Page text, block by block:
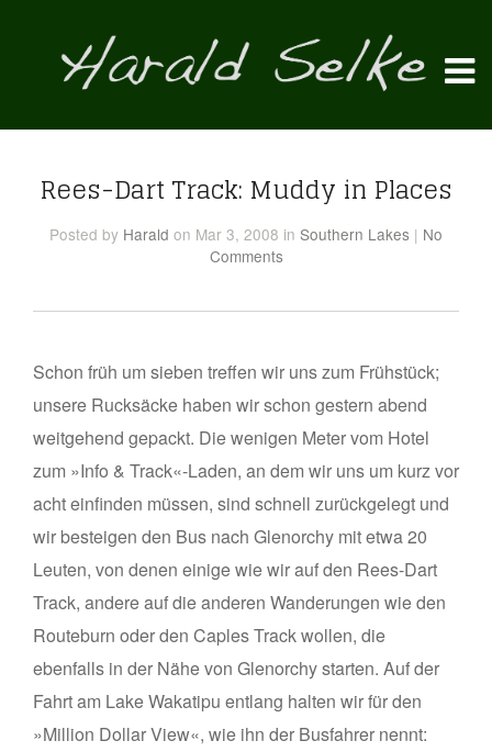
Rees-Dart Track: Muddy in Places
Posted by Harald on Mar 3, 2008 in Southern Lakes | No
Comments
Schon früh um sieben treffen wir uns zum Frühstück;
unsere Rucksäcke haben wir schon gestern abend
weitgehend gepackt. Die wenigen Meter vom Hotel
zum »Info & Track«-Laden, an dem wir uns um kurz vor
acht einfinden müssen, sind schnell zurückgelegt und
wir besteigen den Bus nach Glenorchy mit etwa 20
Leuten, von denen einige wie wir auf den Rees-Dart
Track, andere auf die anderen Wanderungen wie den
Routeburn oder den Caples Track wollen, die
ebenfalls in der Nähe von Glenorchy starten. Auf der
Fahrt am Lake Wakatipu entlang halten wir für den
»Million Dollar View«, wie ihn der Busfahrer nennt: